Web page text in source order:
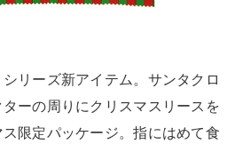
リーズ新アイテム。サンタクロ
ーの周りにクリスマスリースを
限定パッケージ。指にはめて食